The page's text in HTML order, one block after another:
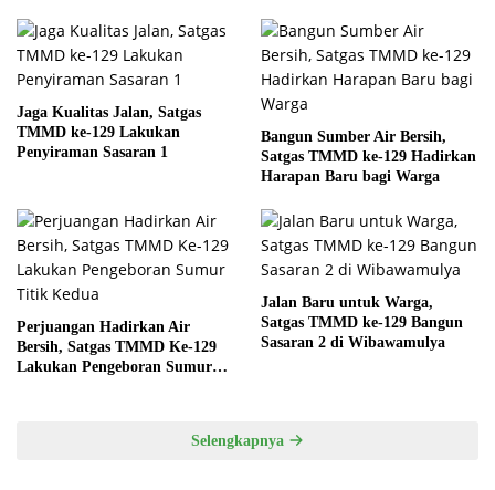
Jaga Kualitas Jalan, Satgas
TMMD ke-129 Lakukan
Penyiraman Sasaran 1
Bangun Sumber Air Bersih,
Satgas TMMD ke-129 Hadirkan
Harapan Baru bagi Warga
Perjuangan Hadirkan Air
Bersih, Satgas TMMD Ke-129
Lakukan Pengeboran Sumur
Jalan Baru untuk Warga,
Satgas TMMD ke-129 Bangun
Sasaran 2 di Wibawamulya
Selengkapnya